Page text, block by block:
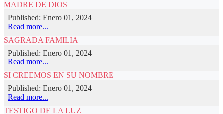
MADRE DE DIOS
Published: Enero 01, 2024
Read more...
SAGRADA FAMILIA
Published: Enero 01, 2024
Read more...
SI CREEMOS EN SU NOMBRE
Published: Enero 01, 2024
Read more...
TESTIGO DE LA LUZ